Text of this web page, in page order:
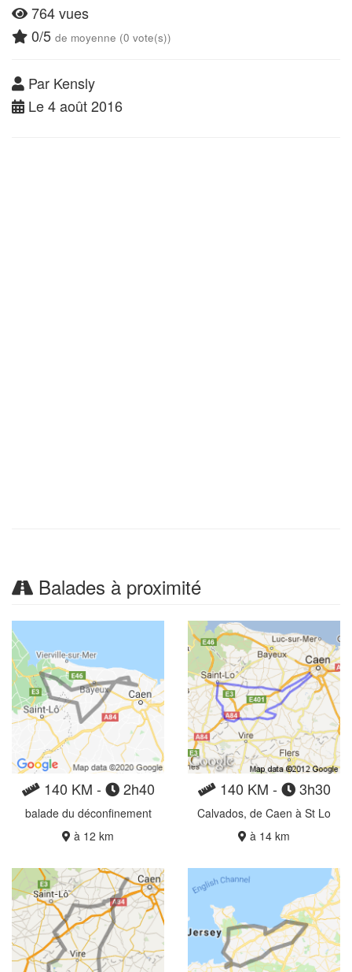
764 vues
0/5 de moyenne (0 vote(s))
Par Kensly
Le 4 août 2016
Balades à proximité
140 KM - 2h40
balade du déconfinement
à 12 km
140 KM - 3h30
Calvados, de Caen à St Lo
à 14 km